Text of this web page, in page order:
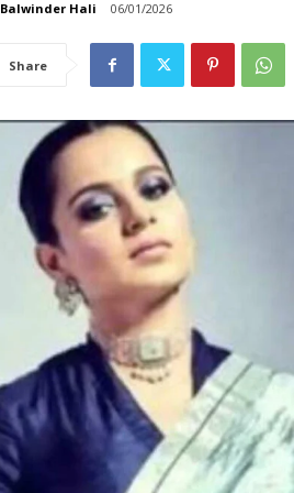
Balwinder Hali 06/01/2026
Share